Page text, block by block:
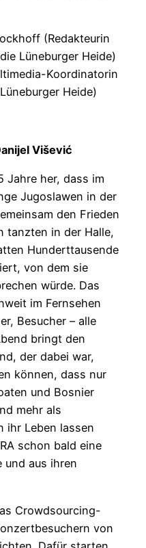
(Redakteurin
Lüneburger Heide)
Koordinatorin
Heide)
Višević
Jahre her, dass im
Jugoslawen in der
den Frieden
tanzten in der Halle,
Hunderttausende
von dem sie
würde. Das
im Fernsehen
Besucher – alle
bringt den
der dabei war,
können, dass nur
und Bosnier
mehr als
ihr Leben lassen
schon bald eine
und aus ihren
Crowdsourcing-
von